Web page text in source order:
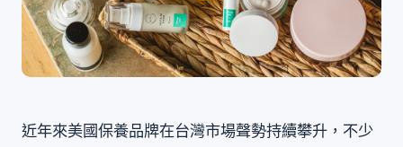
近年來美國保養品牌在台灣市場聲勢持續攀升，不少